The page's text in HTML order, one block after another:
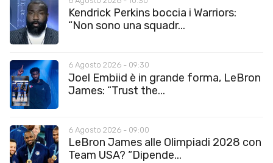
Kendrick Perkins boccia i Warriors:
“Non sono una squadr...
6 Agosto 2026 - 09:30
Joel Embiid è in grande forma, LeBron
James: “Trust the...
6 Agosto 2026 - 09:00
LeBron James alle Olimpiadi 2028 con
Team USA? “Dipende...